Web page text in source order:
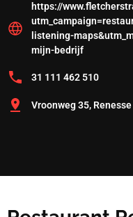
https://
listening-
mijn-bedrijf
31 111 462 510
Vroonweg 35, Renesse